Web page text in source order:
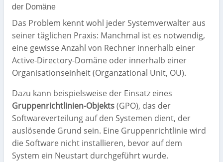
der Domäne
Das Problem kennt wohl jeder Systemverwalter aus
seiner täglichen Praxis: Manchmal ist es notwendig,
eine gewisse Anzahl von Rechner innerhalb einer
Active-Directory-Domäne oder innerhalb einer
Organisationseinheit (Organzational Unit, OU).
Dazu kann beispielsweise der Einsatz eines
Gruppenrichtlinien-Objekts(GPO), das der
Softwareverteilung auf den Systemen dient, der
auslösende Grund sein. Eine Gruppenrichtlinie wird
die Software nicht installieren, bevor auf dem
System ein Neustart durchgeführt wurde.